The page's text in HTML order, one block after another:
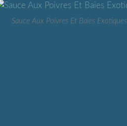
Sauce Aux Poivres Et Baies Exotiques